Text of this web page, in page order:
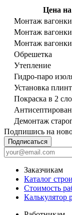
Цена
Монтаж
Монтаж
Монтаж
Обрешетка
Утепление
Гидро-паро
Установка
Покраска в 2
Демонтаж
Подпишись на
Подписаться
Заказчикам
Каталог
Стоимость
Калькулятор